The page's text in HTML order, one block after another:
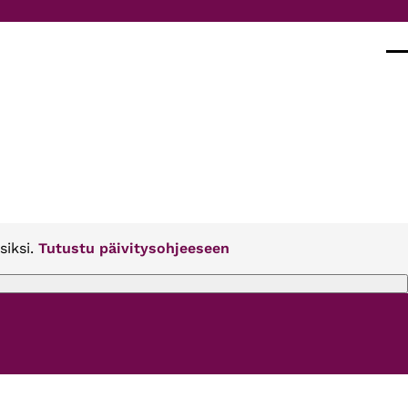
Tutustu päivitysohjeeseen